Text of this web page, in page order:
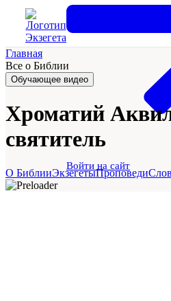
Войти на сайт
Главная
Все о Библии
Обучающее видео
Хроматий
святитель
О БиблииЭкзегетыПроповеди